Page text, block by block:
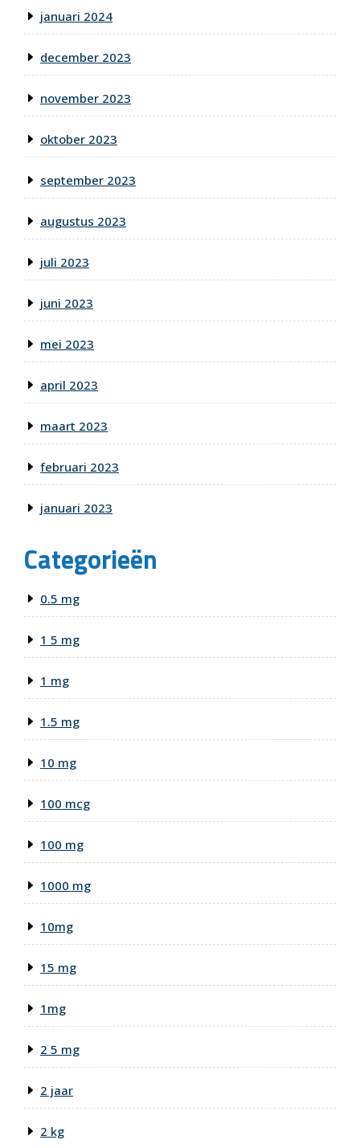
januari 2024
december 2023
november 2023
oktober 2023
september 2023
augustus 2023
juli 2023
juni 2023
mei 2023
april 2023
maart 2023
februari 2023
januari 2023
Categorieën
0.5 mg
1 5 mg
1 mg
1.5 mg
10 mg
100 mcg
100 mg
1000 mg
10mg
15 mg
1mg
2 5 mg
2 jaar
2 kg